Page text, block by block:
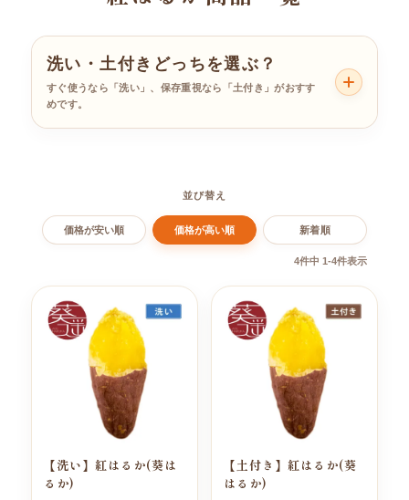
洗い・土付きどっちを選ぶ？
すぐ使うなら「洗い」、保存重視なら「土付き」がおすす
めです。
並び替え
価格が安い順 価格が高い順 新着順
4件中 1-4件表示
【洗い】紅はるか(葵は
るか)
【土付き】紅はるか(葵
はるか)